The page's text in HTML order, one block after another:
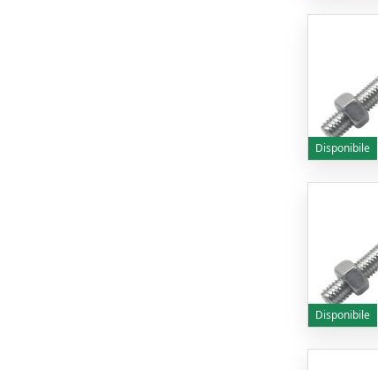
Disponibile
Disponibile